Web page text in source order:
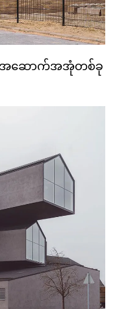
ြို့ကအဆောက်အအုံတစ်ခု